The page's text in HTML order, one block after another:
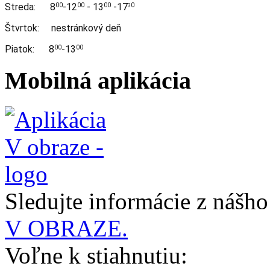
Streda: 800-1200 - 13 00 -173 0
Štvrtok: nestránkový deň
Piatok: 800-13 00
Mobilná aplikácia
Sledujte informácie z
V OBRAZE.
Voľne k stiahnutiu: